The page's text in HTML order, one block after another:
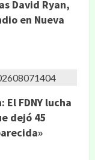
David Ryan,
en Nueva
El FDNY lucha
dejó 45